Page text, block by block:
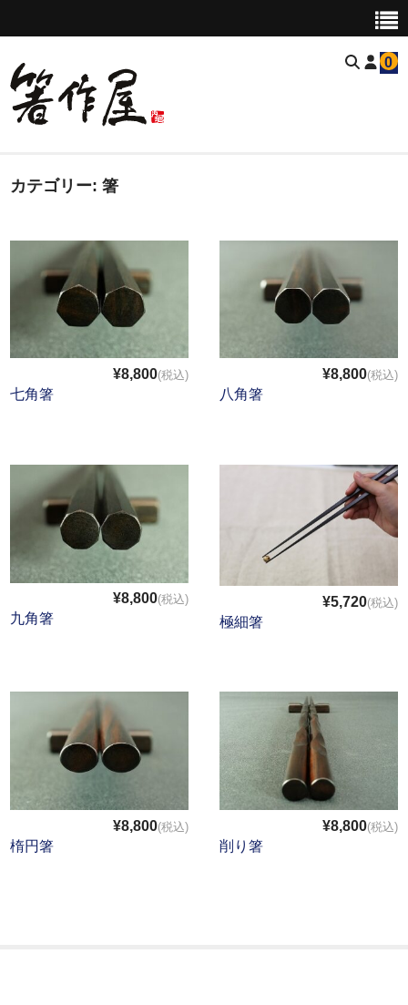
0
トップページ
箸
つなぎ箸
オーダーメイド箸
お買い物ガイド
特定商取引法に関する表示
箸の保証・メンテナンスについて
bolly木工房へ
カテゴリー:箸
¥8,800(税込)
七角箸
¥8,800(税込)
八角箸
¥8,800(税込)
九角箸
¥5,720(税込)
極細箸
¥8,800(税込)
楕円箸
¥8,800(税込)
削り箸